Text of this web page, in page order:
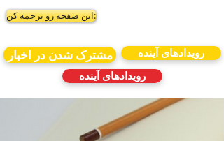
این صفحه رو ترجمه کن:
مشترک شدن در اخبار
رویدادهای آینده
رویدادهای آینده